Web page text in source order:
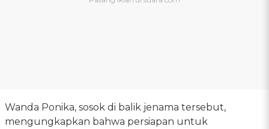
Wanda Ponika, sosok di balik jenama tersebut,
mengungkapkan bahwa persiapan untuk